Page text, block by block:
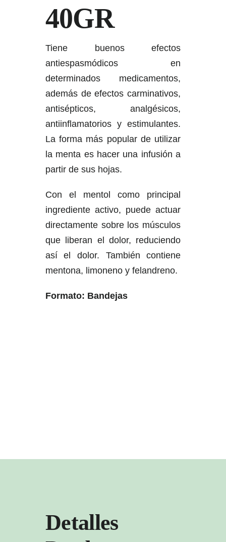
40GR
Tiene buenos efectos
antiespasmódicos en
determinados medicamentos,
además de efectos carminativos,
antisépticos, analgésicos,
antiinflamatorios y estimulantes.
La forma más popular de utilizar
la menta es hacer una infusión a
partir de sus hojas.
Con el mentol como principal
ingrediente activo, puede actuar
directamente sobre los músculos
que liberan el dolor, reduciendo
así el dolor. También contiene
mentona, limoneno y felandreno.
Formato: Bandejas
Detalles